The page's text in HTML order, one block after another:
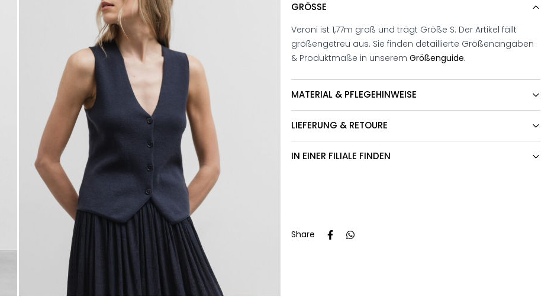
GRÖSSE
Veroni ist 1,77m groß und trägt Größe S. Der Artikel fällt
größengetreu aus. Sie finden detaillierte Größenangaben
& Produktmaße in unseremGrößenguide.
MATERIAL & PFLEGEHINWEISE
LIEFERUNG & RETOURE
IN EINER FILIALE FINDEN
Share